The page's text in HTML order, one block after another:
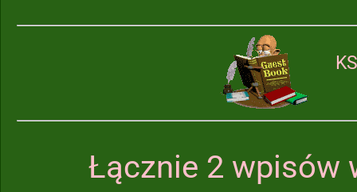
Łącznie 2 wpisów